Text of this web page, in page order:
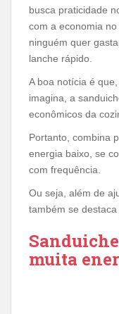
busca praticidade
com a economia
ninguém quer
lanche rápido.
A boa notícia é
imagina, a
econômicos da
Portanto, combina
energia baixo, se
com frequência.
Ou seja, além de
também se
muita